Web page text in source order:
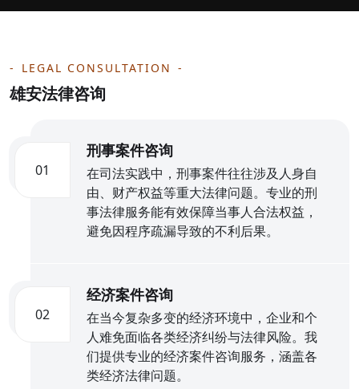
LEGAL CONSULTATION
雄安法律咨询
01
刑事案件咨询
在司法实践中，刑事案件往往涉及人身自
由、财产权益等重大法律问题。专业的刑
事法律服务能有效保障当事人合法权益，
避免因程序疏漏导致的不利后果。
02
经济案件咨询
在当今复杂多变的经济环境中，企业和个
人难免面临各类经济纠纷与法律风险。我
们提供专业的经济案件咨询服务，涵盖各
类经济法律问题。